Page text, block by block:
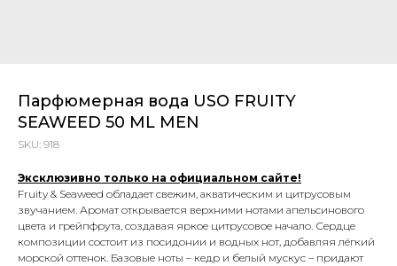
Парфюмерная вода USO FRUITY
SEAWEED 50 ML MEN
SKU: 918
Эксклюзивно только на официальном сайте!
Fruity & Seaweed обладает свежим, акватическим и цитрусовым
звучанием. Аромат открывается верхними нотами апельсинового
цвета и грейпфрута, создавая яркое цитрусовое начало. Сердце
композиции состоит из посидонии и водных нот, добавляя лёгкий
морской оттенок. Базовые ноты – кедр и белый мускус – придают